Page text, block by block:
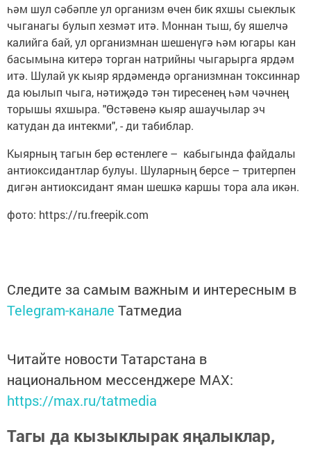
һәм шул сәбәпле ул организм өчен бик яхшы сыеклык
чыганагы булып хезмәт итә. Моннан тыш, бу яшелчә
калийга бай, ул организмнан шешенүгә һәм югары кан
басымына китерә торган натрийны чыгарырга ярдәм
итә. Шулай ук кыяр ярдәмендә организмнан токсиннар
да юылып чыга, нәтиҗәдә тән тиресенең һәм чәчнең
торышы яхшыра. "Өстәвенә кыяр ашаучылар эч
катудан да интекми", - ди табиблар.
Кыярның тагын бер өстенлеге – кабыгында файдалы
антиоксидантлар булуы. Шуларның берсе – тритерпен
дигән антиоксидант яман шешкә каршы тора ала икән.
фото: https://ru.freepik.com
Следите за самым важным и интересным в
Telegram-канале Татмедиа
Читайте новости Татарстана в
национальном мессенджере MАХ:
https://max.ru/tatmedia
Тагы да кызыклырак яңалыклар,